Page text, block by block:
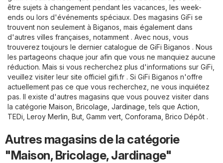
être sujets à changement pendant les vacances, les week-
ends ou lors d'événements spéciaux. Des magasins GiFi se
trouvent non seulement à Biganos, mais également dans
d'autres villes françaises, notamment . Avec nous, vous
trouverez toujours le dernier catalogue de GiFi Biganos . Nous
les partageons chaque jour afin que vous ne manquiez aucune
réduction. Mais si vous recherchez plus d'informations sur GiFi,
veuillez visiter leur site officiel gifi.fr . Si GiFi Biganos n'offre
actuellement pas ce que vous recherchez, ne vous inquiétez
pas. Il existe d'autres magasins que vous pouvez visiter dans
la catégorie Maison, Bricolage, Jardinage , tels que Action
TEDi Leroy Merlin But Gamm vert Conforama Brico Dépôt .
Autres magasins de la catégorie
"Maison, Bricolage, Jardinage"